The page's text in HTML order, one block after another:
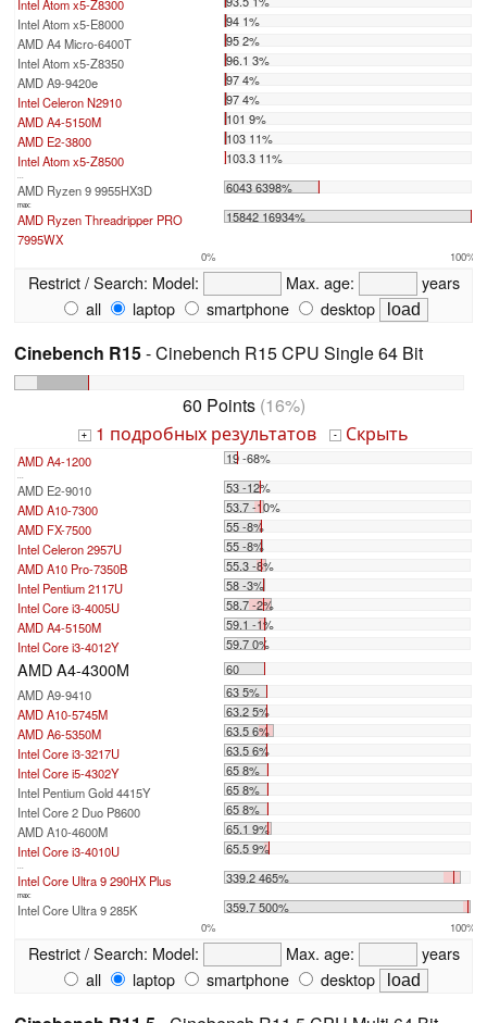
Intel Atom x5-Z8300
Intel Atom x5-E8000
94 1%
AMD A4 Micro-6400T
95 2%
Intel Atom x5-Z8350
96.1 3%
AMD A9-9420e
97 4%
Intel Celeron N2910
97 4%
AMD A4-5150M
101 9%
AMD E2-3800
103 11%
Intel Atom x5-Z8500
103.3 11%
AMD Ryzen 9 9955HX3D 6043 6398%
max:
AMD Ryzen Threadripper PRO
7995WX
15842 16934%
0% 100%
Restrict / Search: Model: Max. age:
years
all
laptop smartphone desktop
Cinebench R15- Cinebench R15 CPU Single 64 Bit
60 Points(16%)
+ 1 подробных результатов - Скрыть
AMD A4-1200 19 -68%
...
AMD E2-9010
53 -12%
AMD A10-7300
53.7 -10%
AMD FX-7500
55 -8%
Intel Celeron 2957U
55 -8%
AMD A10 Pro-7350B
55.3 -8%
Intel Pentium 2117U
58 -3%
Intel Core i3-4005U
58.7 -2%
AMD A4-5150M
59.1 -1%
Intel Core i3-4012Y
59.7 0%
AMD A4-4300M
60
AMD A9-9410
63 5%
AMD A10-5745M
63.2 5%
AMD A6-5350M
63.5 6%
Intel Core i3-3217U
63.5 6%
Intel Core i5-4302Y
65 8%
Intel Pentium Gold 4415Y
65 8%
Intel Core 2 Duo P8600
65 8%
AMD A10-4600M
65.1 9%
Intel Core i3-4010U
65.5 9%
...
Intel Core Ultra 9 290HX Plus 339.2 465%
max:
Intel Core Ultra 9 285K 359.7 500%
0% 100%
Restrict / Search: Model: Max. age:
years
all
laptop smartphone desktop